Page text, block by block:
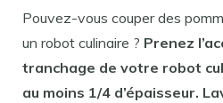
Pouvez-vous couper des
un robot culinaire ? Prenez
tranchage de votre robot
au moins 1/4 d’épaisseur.